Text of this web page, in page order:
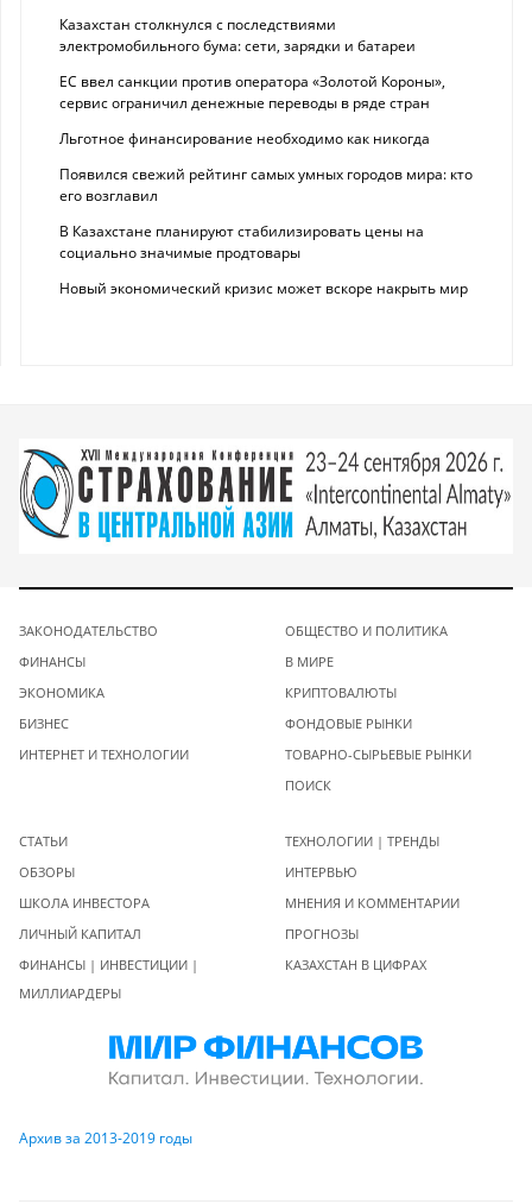
Казахстан столкнулся с последствиями
электромобильного бума: сети, зарядки и батареи
ЕС ввел санкции против оператора «Золотой Короны»,
сервис ограничил денежные переводы в ряде стран
Льготное финансирование необходимо как никогда
Появился свежий рейтинг самых умных городов мира: кто
его возглавил
В Казахстане планируют стабилизировать цены на
социально значимые продтовары
Новый экономический кризис может вскоре накрыть мир
ЗАКОНОДАТЕЛЬСТВО
ФИНАНСЫ
ЭКОНОМИКА
БИЗНЕС
ИНТЕРНЕТ И ТЕХНОЛОГИИ
ОБЩЕСТВО И ПОЛИТИКА
В МИРЕ
КРИПТОВАЛЮТЫ
ФОНДОВЫЕ РЫНКИ
ТОВАРНО-СЫРЬЕВЫЕ РЫНКИ
ПОИСК
СТАТЬИ
ОБЗОРЫ
ШКОЛА ИНВЕСТОРА
ЛИЧНЫЙ КАПИТАЛ
ФИНАНСЫ | ИНВЕСТИЦИИ |
МИЛЛИАРДЕРЫ
ТЕХНОЛОГИИ | ТРЕНДЫ
ИНТЕРВЬЮ
МНЕНИЯ И КОММЕНТАРИИ
ПРОГНОЗЫ
КАЗАХСТАН В ЦИФРАХ
Архив за 2013-2019 годы